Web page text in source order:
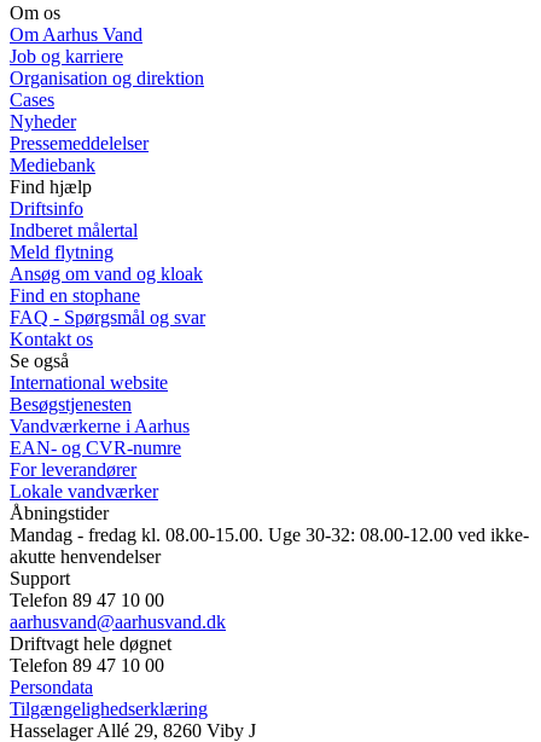
Om os
Om Aarhus Vand
Job og karriere
Organisation og direktion
Cases
Nyheder
Pressemeddelelser
Mediebank
Find hjælp
Driftsinfo
Indberet målertal
Meld flytning
Ansøg om vand og kloak
Find en stophane
FAQ - Spørgsmål og svar
Kontakt os
Se også
International website
Besøgstjenesten
Vandværkerne i Aarhus
EAN- og CVR-numre
For leverandører
Lokale vandværker
Åbningstider
Mandag - fredag kl. 08.00-15.00. Uge 30-32: 08.00-12.00 ved ikke-
akutte henvendelser
Support
Telefon 89 47 10 00
aarhusvand@aarhusvand.dk
Driftvagt hele døgnet
Telefon 89 47 10 00
Persondata
Tilgængelighedserklæring
Hasselager Allé 29, 8260 Viby J